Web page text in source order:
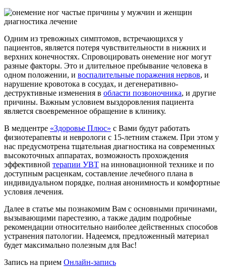
Одним из тревожных симптомов, встречающихся у
пациентов, является потеря чувствительности в нижних и
верхних конечностях. Спровоцировать онемение ног могут
разные факторы. Это и длительное пребывание человека в
одном положении, и воспалительные поражения нервов, и
нарушение кровотока в сосудах, и дегенеративно-
деструктивные изменения в области позвоночника, и другие
причины. Важным условием выздоровления пациента
является своевременное обращение в клинику.
В медцентре «Здоровье Плюс» с Вами будут работать
физиотерапевты и неврологи с 15-летним стажем. При этом у
нас предусмотрена тщательная диагностика на современных
высокоточных аппаратах, возможность прохождения
эффективной терапии УВТ на инновационной технике и по
доступным расценкам, составление лечебного плана в
индивидуальном порядке, полная анонимность и комфортные
условия лечения.
Далее в статье мы познакомим Вам с основными причинами,
вызывающими парестезию, а также дадим подробные
рекомендации относительно наиболее действенных способов
устранения патологии. Надеемся, предложенный материал
будет максимально полезным для Вас!
Запись на прием Онлайн-запись